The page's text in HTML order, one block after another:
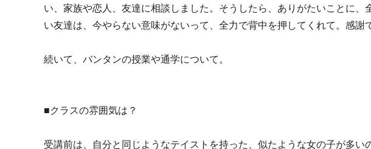
い、家族や恋人、友達に相談しました。そうしたら、ありがたいことに、
い友達は、今やらない意味がないって、全力で背中を押してくれて。感謝
続いて、バンタンの授業や通学について。
■クラスの雰囲気は？
受講前は、自分と同じようなテイストを持った、似たような女の子が多い